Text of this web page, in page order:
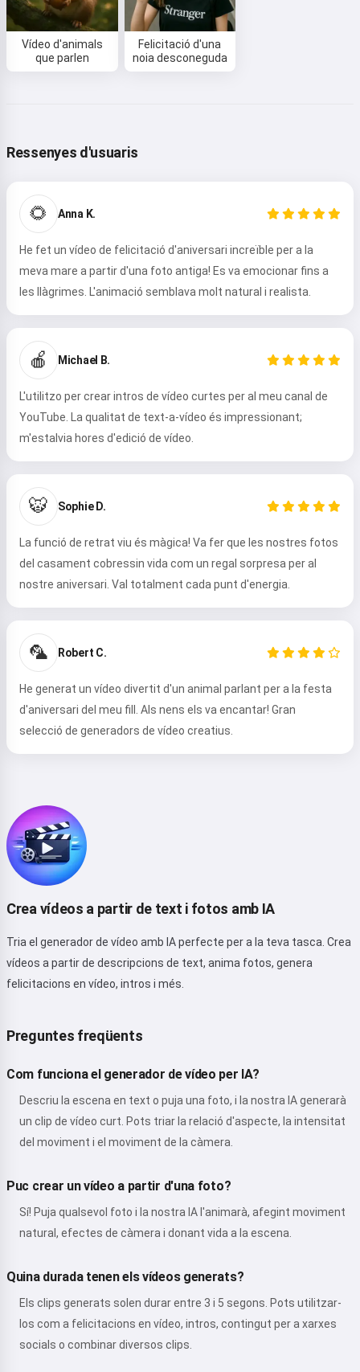
Vídeo d'animals
que parlen
Felicitació d'una
noia desconeguda
Ressenyes d'usuaris
🌻 Anna K.
He fet un vídeo de felicitació d'aniversari increïble per a la
meva mare a partir d'una foto antiga! Es va emocionar fins a
les llàgrimes. L'animació semblava molt natural i realista.
🍎 Michael B.
L'utilitzo per crear intros de vídeo curtes per al meu canal de
YouTube. La qualitat de text-a-vídeo és impressionant;
m'estalvia hores d'edició de vídeo.
🐯 Sophie D.
La funció de retrat viu és màgica! Va fer que les nostres fotos
del casament cobressin vida com un regal sorpresa per al
nostre aniversari. Val totalment cada punt d'energia.
🦜 Robert C.
He generat un vídeo divertit d'un animal parlant per a la festa
d'aniversari del meu fill. Als nens els va encantar! Gran
selecció de generadors de vídeo creatius.
Crea vídeos a partir de text i fotos amb IA
Tria el generador de vídeo amb IA perfecte per a la teva tasca. Crea
vídeos a partir de descripcions de text, anima fotos, genera
felicitacions en vídeo, intros i més.
Preguntes freqüents
Com funciona el generador de vídeo per IA?
Descriu la escena en text o puja una foto, i la nostra IA generarà
un clip de vídeo curt. Pots triar la relació d'aspecte, la intensitat
del moviment i el moviment de la càmera.
Puc crear un vídeo a partir d'una foto?
Sí! Puja qualsevol foto i la nostra IA l'animarà, afegint moviment
natural, efectes de càmera i donant vida a la escena.
Quina durada tenen els vídeos generats?
Els clips generats solen durar entre 3 i 5 segons. Pots utilitzar-
los com a felicitacions en vídeo, intros, contingut per a xarxes
socials o combinar diversos clips.
Hola 👋
poemes i felicitacions 🥰